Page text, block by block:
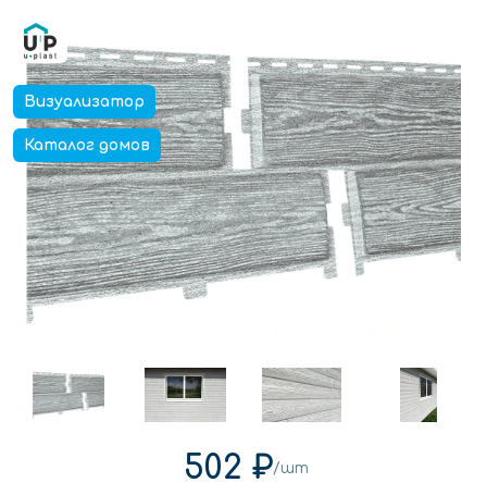
Визуализатор
Каталог домов
502 ₽/шт